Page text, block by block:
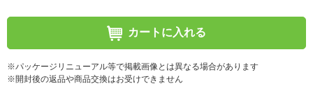
カートに入れる
※パッケージリニューアル等で掲載画像とは異なる場合があります
※開封後の返品や商品交換はお受けできません